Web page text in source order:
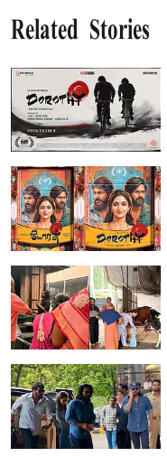
Related Stories